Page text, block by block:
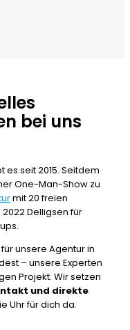
bei uns
es seit 2015. Seitdem
One-Man-Show zu
mit 20 freien
Delligsen für
unsere Agentur in
– unsere Experten
Projekt. Wir setzen
und direkte
Uhr für dich da.